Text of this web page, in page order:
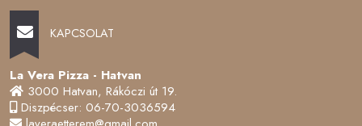
KAPCSOLAT
La Vera Pizza - Hatvan
3000 Hatvan, Rákóczi út 19.
Diszpécser: 06-70-3036594